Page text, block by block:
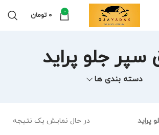
0
0 تومان
سپر جلو پراید
دسته بندی ها
پراید در حال نمایش یک نتیجه